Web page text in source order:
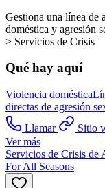
Gestiona una línea de
doméstica y agresión
> Servicios de Crisis
Qué hay aquí
Violencia doméstica
directas de agresión
Llamar
Sitio
Ver más
Servicios de Crisis de
For All Seasons